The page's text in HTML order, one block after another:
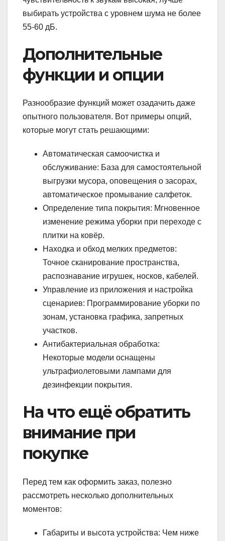
выбирать устройства с уровнем шума не более
55-60 дБ.
Дополнительные
функции и опции
Разнообразие функций может озадачить даже
опытного пользователя. Вот примеры опций,
которые могут стать решающими:
Автоматическая самоочистка и
обслуживание: База для самостоятельной
выгрузки мусора, оповещения о засорах,
автоматическое промывание салфеток.
Определение типа покрытия: Мгновенное
изменение режима уборки при переходе с
плитки на ковёр.
Находка и обход мелких предметов:
Точное сканирование пространства,
распознавание игрушек, носков, кабелей.
Управление из приложения и настройка
сценариев: Программирование уборки по
зонам, установка графика, запретных
участков.
Антибактериальная обработка:
Некоторые модели оснащены
ультрафиолетовыми лампами для
дезинфекции покрытия.
На что ещё обратить
внимание при
покупке
Перед тем как оформить заказ, полезно
рассмотреть несколько дополнительных
моментов:
Габариты и высота устройства: Чем ниже